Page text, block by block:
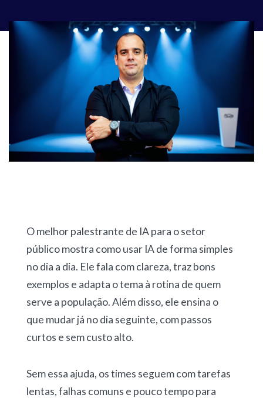
O melhor palestrante de IA para o setor
público mostra como usar IA de forma simples
no dia a dia. Ele fala com clareza, traz bons
exemplos e adapta o tema à rotina de quem
serve a população. Além disso, ele ensina o
que mudar já no dia seguinte, com passos
curtos e sem custo alto.
Sem essa ajuda, os times seguem com tarefas
lentas, falhas comuns e pouco tempo para